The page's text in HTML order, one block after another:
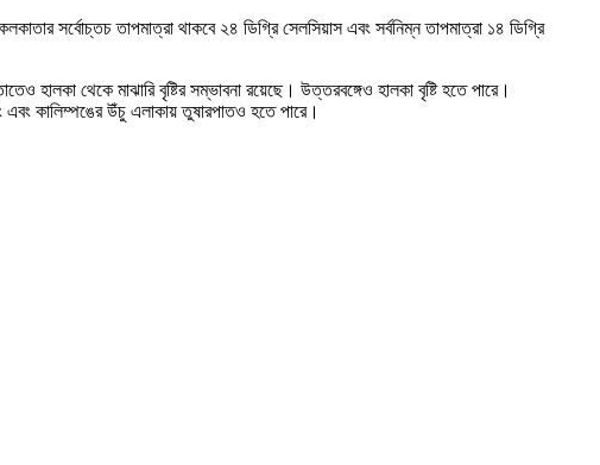
সর্বোচ্তচ তাপমাত্রা থাকবে ২৪ ডিগ্রি সেলসিয়াস এবং সর্বনিম্ন তাপমাত্রা ১৪ ডিগ্রি
হালকা থেকে মাঝারি বৃষ্টির সম্ভাবনা রয়েছে। উত্তরবঙ্গেও হালকা বৃষ্টি হতে পারে।
এবং কালিম্পঙের উঁচু এলাকায় তুষারপাতও হতে পারে।